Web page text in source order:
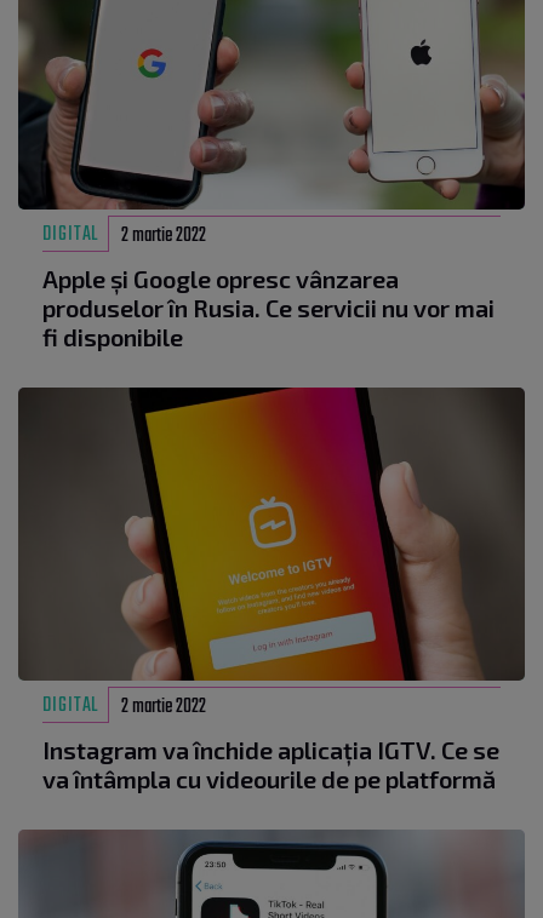
DIGITAL 2 martie 2022
Apple și Google opresc vânzarea
produselor în Rusia. Ce servicii nu vor mai
fi disponibile
DIGITAL 2 martie 2022
Instagram va închide aplicația IGTV. Ce se
va întâmpla cu videourile de pe platformă